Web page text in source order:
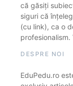
că găsiți
siguri că
(cu link), ca o
profesionalism.
DESPRE NOI
EduPedu.ro